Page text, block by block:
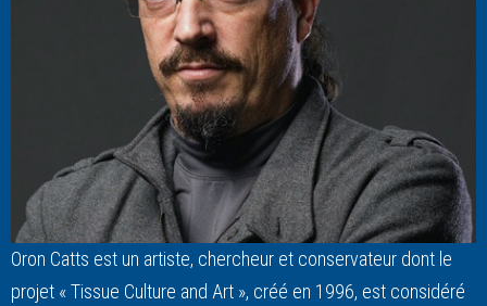
Oron Catts est un artiste, chercheur et conservateur dont le
projet « Tissue Culture and Art », créé en 1996, est considéré